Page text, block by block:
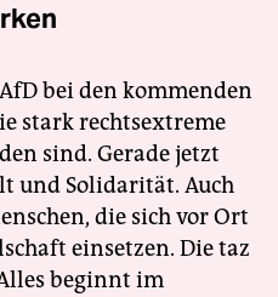
bei den kommenden
stark rechtsextreme
sind. Gerade jetzt
und Solidarität. Auch
die sich vor Ort
einsetzen. Die taz
beginnt im